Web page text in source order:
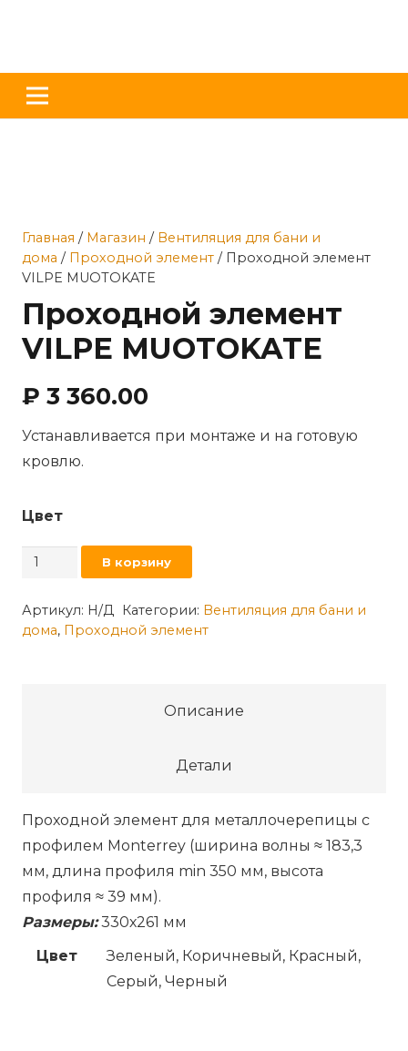
Главная / Магазин / Вентиляция для бани и
дома / Проходной элемент / Проходной элемент
VILPE MUOTOKATE
Проходной элемент
VILPE MUOTOKATE
₽ 3 360.00
Устанавливается при монтаже и на готовую
кровлю.
Цвет
Количество
Проходной
элемент
В корзину
Артикул: Н/Д Категории: Вентиляция для бани и
дома, Проходной элемент
Описание
Детали
Проходной элемент для металлочерепицы с
профилем Monterrey (ширина волны ≈ 183,3
мм, длина профиля min 350 мм, высота
профиля ≈ 39 мм).
Размеры: 330х261 мм
Цвет
Зеленый, Коричневый, Красный,
Серый, Черный